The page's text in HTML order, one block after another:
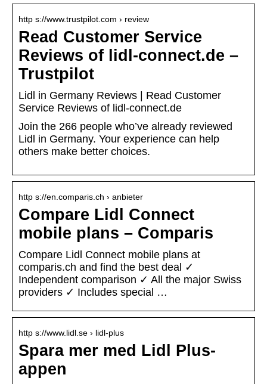
http s://www.trustpilot.com › review
Read Customer Service
Reviews of lidl-connect.de –
Trustpilot
Lidl in Germany Reviews | Read Customer
Service Reviews of lidl-connect.de
Join the 266 people who’ve already reviewed
Lidl in Germany. Your experience can help
others make better choices.
http s://en.comparis.ch › anbieter
Compare Lidl Connect
mobile plans – Comparis
Compare Lidl Connect mobile plans at
comparis.ch and find the best deal ✓
Independent comparison ✓ All the major Swiss
providers ✓ Includes special …
http s://www.lidl.se › lidl-plus
Spara mer med Lidl Plus-
appen